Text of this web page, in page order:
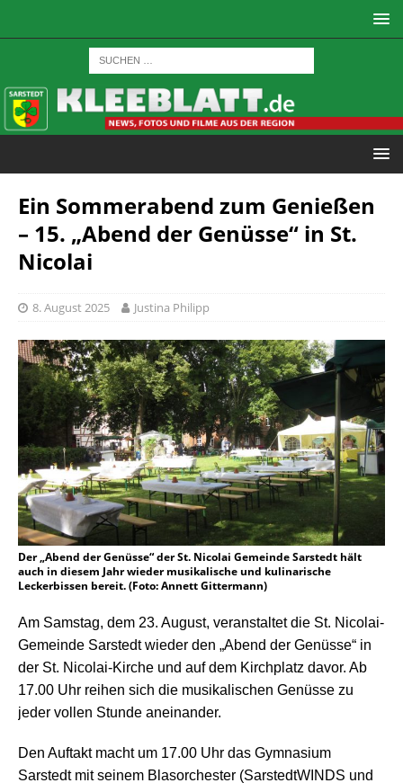
Ein Sommerabend zum Genießen
– 15. „Abend der Genüsse“ in St.
Nicolai
8. August 2025 Justina Philipp
Der „Abend der Genüsse“ der St. Nicolai Gemeinde Sarstedt hält
auch in diesem Jahr wieder musikalische und kulinarische
Leckerbissen bereit. (Foto: Annett Gittermann)
Am Samstag, dem 23. August, veranstaltet die St. Nicolai-
Gemeinde Sarstedt wieder den „Abend der Genüsse“ in
der St. Nicolai-Kirche und auf dem Kirchplatz davor. Ab
17.00 Uhr reihen sich die musikalischen Genüsse zu
jeder vollen Stunde aneinander.
Den Auftakt macht um 17.00 Uhr das Gymnasium
Sarstedt mit seinem Blasorchester (SarstedtWINDS und